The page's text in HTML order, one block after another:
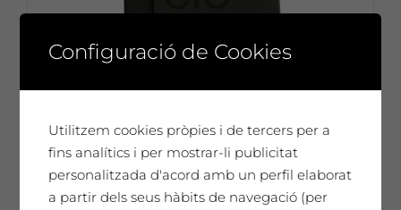
Caixa Inspiració 1 unitat
5,50 €
0,00 Caixa Inspiració 1 unitat
Configuració de Cookies
Utilitzem cookies pròpies i de tercers per a
fins analítics i per mostrar-li publicitat
personalitzada d'acord amb un perfil elaborat
a partir dels seus hàbits de navegació (per